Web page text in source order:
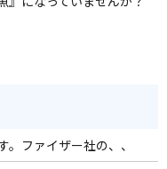
ファイザー社の、、